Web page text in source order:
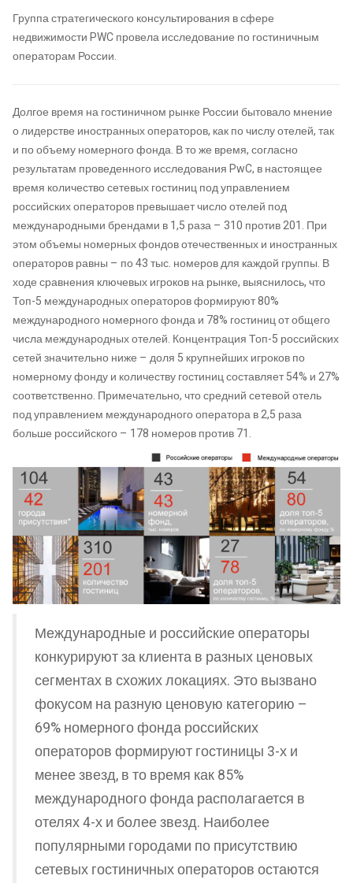
Группа стратегического консультирования в сфере
недвижимости PWC провела исследование по гостиничным
операторам России.
Долгое время на гостиничном рынке России бытовало мнение
о лидерстве иностранных операторов, как по числу отелей, так
и по объему номерного фонда. В то же время, согласно
результатам проведенного исследования PwC, в настоящее
время количество сетевых гостиниц под управлением
российских операторов превышает число отелей под
международными брендами в 1,5 раза – 310 против 201. При
этом объемы номерных фондов отечественных и иностранных
операторов равны – по 43 тыс. номеров для каждой группы. В
ходе сравнения ключевых игроков на рынке, выяснилось, что
Топ-5 международных операторов формируют 80%
международного номерного фонда и 78% гостиниц от общего
числа международных отелей. Концентрация Топ-5 российских
сетей значительно ниже – доля 5 крупнейших игроков по
номерному фонду и количеству гостиниц составляет 54% и 27%
соответственно. Примечательно, что средний сетевой отель
под управлением международного оператора в 2,5 раза
больше российского – 178 номеров против 71.
Международные и российские операторы
конкурируют за клиента в разных ценовых
сегментах в схожих локациях. Это вызвано
фокусом на разную ценовую категорию –
69% номерного фонда российских
операторов формируют гостиницы 3-х и
менее звезд, в то время как 85%
международного фонда располагается в
отелях 4-х и более звезд. Наиболее
популярными городами по присутствию
сетевых гостиничных операторов остаются